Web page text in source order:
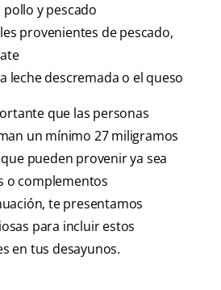
pollo y pescado
provenientes de pescado,
leche descremada o el queso
que las personas
un mínimo 27 miligramos
pueden provenir ya sea
o complementos
te presentamos
para incluir estos
en tus desayunos.